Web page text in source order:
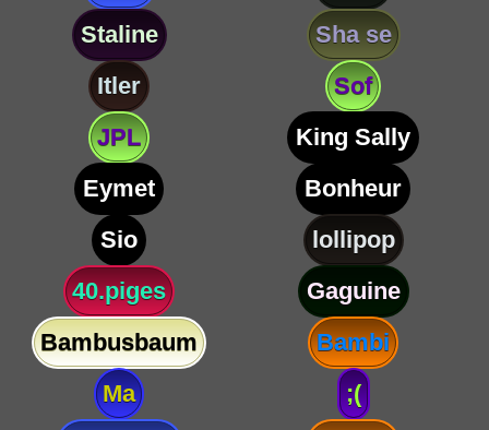
Staline
Sha se
Itler
Sof
JPL
King Sally
Eymet
Bonheur
Sio
lollipop
40.piges
Gaguine
Bambusbaum
Bambi
Ma
;(